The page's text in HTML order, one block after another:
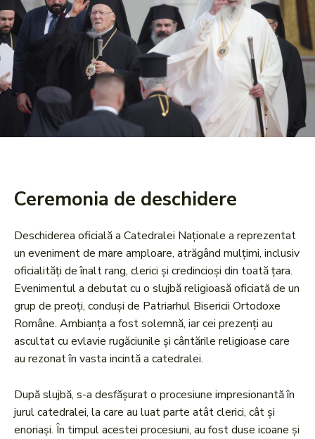
Ceremonia de deschidere
Deschiderea oficială a Catedralei Naționale a reprezentat
un eveniment de mare amploare, atrăgând mulțimi, inclusiv
oficialități de înalt rang, clerici și credincioși din toată țara.
Evenimentul a debutat cu o slujbă religioasă oficiată de un
grup de preoți, conduși de Patriarhul Bisericii Ortodoxe
Române. Ambianța a fost solemnă, iar cei prezenți au
ascultat cu evlavie rugăciunile și cântările religioase care
au rezonat în vasta incintă a catedralei.
După slujbă, s-a desfășurat o procesiune impresionantă în
jurul catedralei, la care au luat parte atât clerici, cât și
enoriași. În timpul acestei procesiuni, au fost duse icoane și